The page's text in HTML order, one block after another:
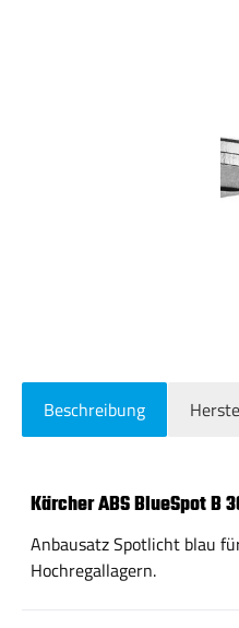
Beschreibung
Kärcher ABS BlueSpot B
Anbausatz Spotlicht blau
Hochregallagern.